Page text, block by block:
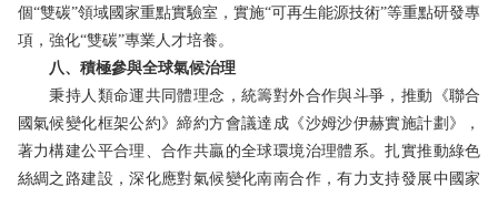
個“雙碳”領域國家重點實驗室，實施“可再生能源技術”等重點研發專
項，強化“雙碳”專業人才培養。
八、積極參與全球氣候治理
秉持人類命運共同體理念，統籌對外合作與斗爭，推動《聯合
國氣候變化框架公約》締約方會議達成《沙姆沙伊赫實施計劃》，
著力構建公平合理、合作共贏的全球環境治理體系。扎實推動綠色
絲綢之路建設，深化應對氣候變化南南合作，有力支持發展中國家